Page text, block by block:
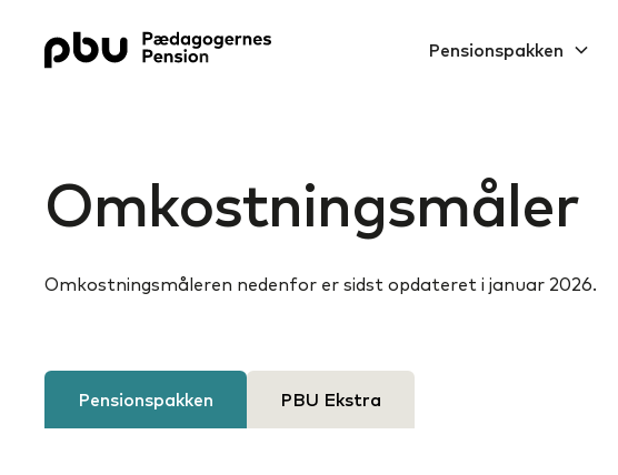
Pensionspakken
Omkostnings­måler
Omkostningsmåleren nedenfor er sidst opdateret i januar 2026.
Pensions­pakken PBU Ekstra